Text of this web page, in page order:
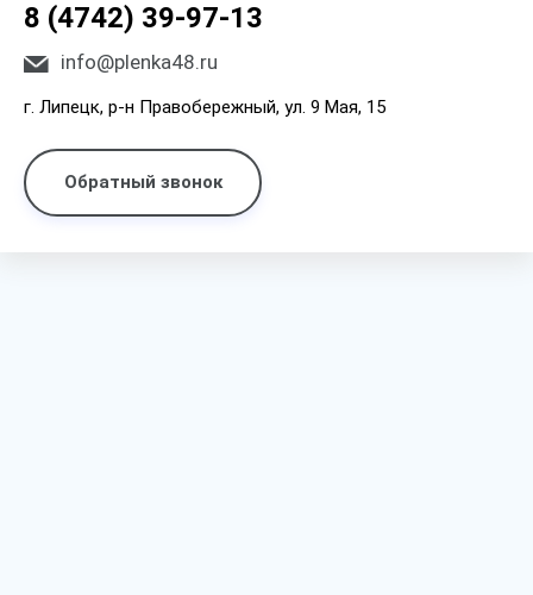
8 (4742) 39-97-13
info@plenka48.ru
г. Липецк, р-н Правобережный, ул. 9 Мая, 15
Обратный звонок